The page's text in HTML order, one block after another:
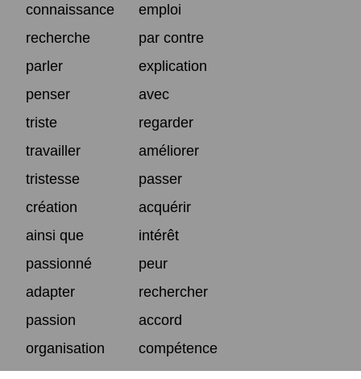
connaissance
emploi
recherche
par contre
parler
explication
penser
avec
triste
regarder
travailler
améliorer
tristesse
passer
création
acquérir
ainsi que
intérêt
passionné
peur
adapter
rechercher
passion
accord
organisation
compétence